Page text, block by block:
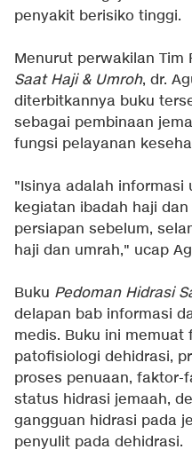
penyakit berisiko tinggi.
Menurut perwakilan Tim
Saat Haji & Umroh, dr.
diterbitkannya buku
sebagai pembinaan
fungsi pelayanan
"Isinya adalah
kegiatan ibadah haji
persiapan sebelum,
haji dan umrah," ucap
Buku Pedoman Hidrasi
delapan bab informasi
medis. Buku ini memuat
patofisiologi dehidrasi,
proses penuaan, faktor-
status hidrasi jemaah,
gangguan hidrasi pada
penyulit pada dehidrasi.